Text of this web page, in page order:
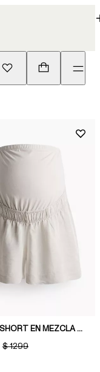
MAMA SHORT EN MEZCLA DE LINO
ORIGINAL PRICE:
$ 1299